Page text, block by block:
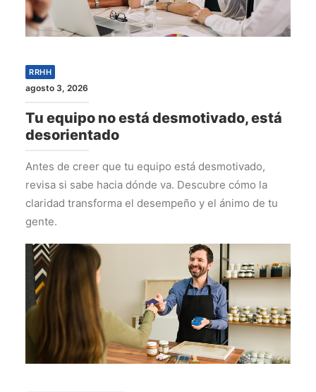
RRHH
agosto 3, 2026
Tu equipo no está desmotivado, está
desorientado
Antes de creer que tu equipo está desmotivado,
revisa si sabe hacia dónde va. Descubre cómo la
claridad transforma el desempeño y el ánimo de tu
gente.